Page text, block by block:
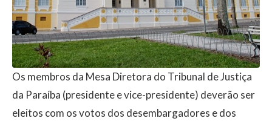
Os membros da Mesa Diretora do Tribunal de Justiça
da Paraíba (presidente e vice-presidente) deverão ser
eleitos com os votos dos desembargadores e dos